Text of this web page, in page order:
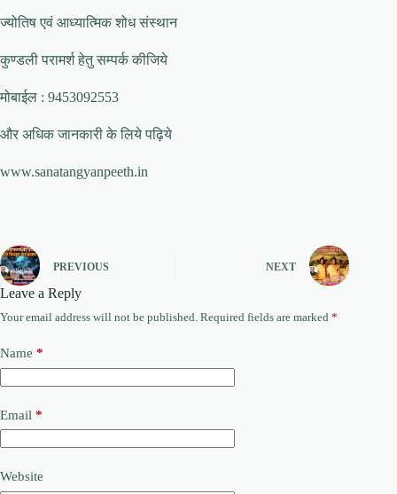
ज्योतिष एवं आध्यात्मिक शोध संस्थान
कुण्डली परामर्श हेतु सम्पर्क कीजिये
मोबाईल : 9453092553
और अधिक जानकारी के लिये पढ़िये
www.sanatangyanpeeth.in
PREVIOUS NEXT
Leave a Reply
Your email address will not be published. Required fields are marked *
Name *
Email *
Website